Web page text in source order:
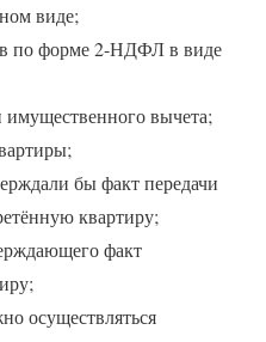
виде;
по форме 2-НДФЛ в виде
имущественного вычета;
бы факт передачи
квартиру;
факт
осуществляться